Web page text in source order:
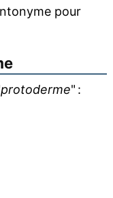
pour
protoderme" :